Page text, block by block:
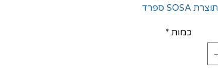
תוצרת SOSA ספרד
כמות *